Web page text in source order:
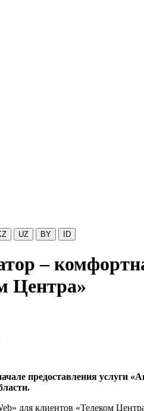
UZ BY ID
–
Центра»
предоставления услуги
для клиентов «Телеком